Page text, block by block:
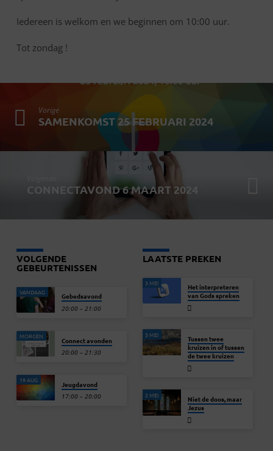
Iedereen is welkom en we beginnen om 10:00 uur.
Tot zondag !
Vorige
SAMENKOMST 25 FEBRUARI 2024
CONNECTAVOND 6 MAART 2024
VOLGENDE
GEBEURTENISSEN
VANDAAG Gebedsavond
20:00 – 21:00
MORGEN Connect avonden
20:00 – 21:30
19 AUG Jeugdavond
17:00 – 20:00
LAATSTE PREKEN
3 MEI
Het interpreteren
van Gods spreken
3 MEI
Tussen twee
kruizen in of tussen
de twee kruizen
2 MEI
Niet de doos, maar
Jezus